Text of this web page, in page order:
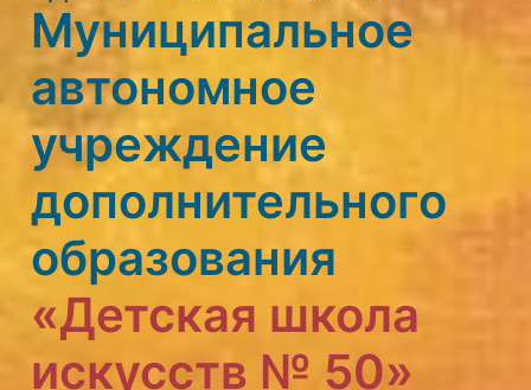
Муниципальное
автономное
учреждение
дополнительного
образования
«Детская школа
искусств № 50»